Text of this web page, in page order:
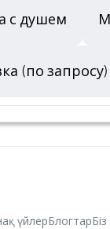
с душем
(по запросу)
үйлерБлогтар